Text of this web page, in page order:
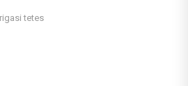
tetes